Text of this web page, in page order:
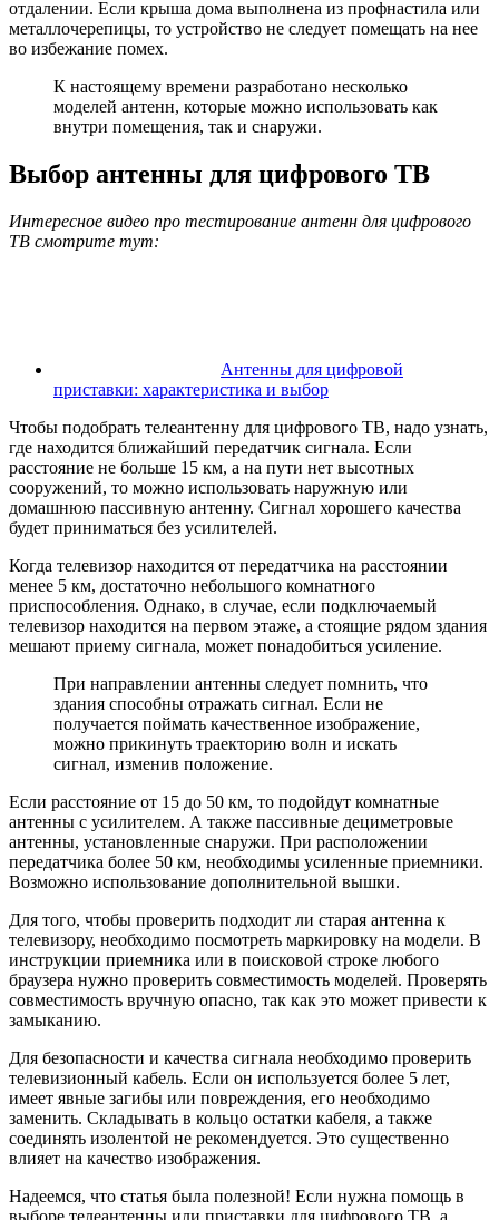
отдалении. Если крыша дома выполнена из профнастила или
металлочерепицы, то устройство не следует помещать на нее
во избежание помех.
К настоящему времени разработано несколько
моделей антенн, которые можно использовать как
внутри помещения, так и снаружи.
Выбор антенны для цифрового ТВ
Интересное видео про тестирование антенн для цифрового
ТВ смотрите тут:
Антенны для цифровой
приставки: характеристика и выбор
Чтобы подобрать телеантенну для цифрового ТВ, надо узнать,
где находится ближайший передатчик сигнала. Если
расстояние не больше 15 км, а на пути нет высотных
сооружений, то можно использовать наружную или
домашнюю пассивную антенну. Сигнал хорошего качества
будет приниматься без усилителей.
Когда телевизор находится от передатчика на расстоянии
менее 5 км, достаточно небольшого комнатного
приспособления. Однако, в случае, если подключаемый
телевизор находится на первом этаже, а стоящие рядом здания
мешают приему сигнала, может понадобиться усиление.
При направлении антенны следует помнить, что
здания способны отражать сигнал. Если не
получается поймать качественное изображение,
можно прикинуть траекторию волн и искать
сигнал, изменив положение.
Если расстояние от 15 до 50 км, то подойдут комнатные
антенны с усилителем. А также пассивные дециметровые
антенны, установленные снаружи. При расположении
передатчика более 50 км, необходимы усиленные приемники.
Возможно использование дополнительной вышки.
Для того, чтобы проверить подходит ли старая антенна к
телевизору, необходимо посмотреть маркировку на модели. В
инструкции приемника или в поисковой строке любого
браузера нужно проверить совместимость моделей. Проверять
совместимость вручную опасно, так как это может привести к
замыканию.
Для безопасности и качества сигнала необходимо проверить
телевизионный кабель. Если он используется более 5 лет,
имеет явные загибы или повреждения, его необходимо
заменить. Складывать в кольцо остатки кабеля, а также
соединять изолентой не рекомендуется. Это существенно
влияет на качество изображения.
Надеемся, что статья была полезной! Если нужна помощь в